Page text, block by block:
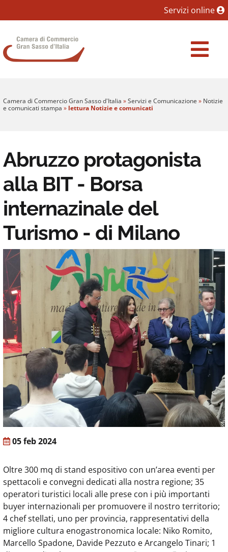
Vai al Contenuto principale della pagina
Servizi online
Camera di Commercio Gran Sasso d'Italia
Camera di Commercio Gran Sasso d'Italia »Servizi e Comunicazione » Notizie
e comunicati stampa » lettura Notizie e comunicati
Abruzzo protagonista
alla BIT - Borsa
internazinale del
Turismo - di Milano
05 feb 2024
Oltre 300 mq di stand espositivo con un’area eventi per
spettacoli e convegni dedicati alla nostra regione; 35
operatori turistici locali alle prese con i più importanti
buyer internazionali per promuovere il nostro territorio;
4 chef stellati, uno per provincia, rappresentativi della
migliore cultura enogastronomica locale: Niko Romito,
Marcello Spadone, Davide Pezzuto e Arcangelo Tinari; 1